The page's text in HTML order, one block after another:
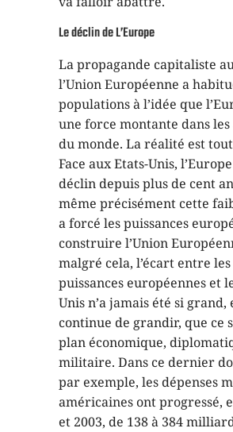
Le déclin de L’Europe
La propagande capitaliste
l’Union Européenne a
populations à l’idée que
une force montante dans
du monde. La réalité est
Face aux Etats-Unis,
déclin depuis plus de cent
même précisément cette
a forcé les puissances
construire l’Union
malgré cela, l’écart entre les
puissances européennes et
Unis n’a jamais été si grand,
continue de grandir, que ce
plan économique,
militaire. Dans ce dernier
par exemple, les dépenses
américaines ont progressé,
et 2003, de 138 à 384